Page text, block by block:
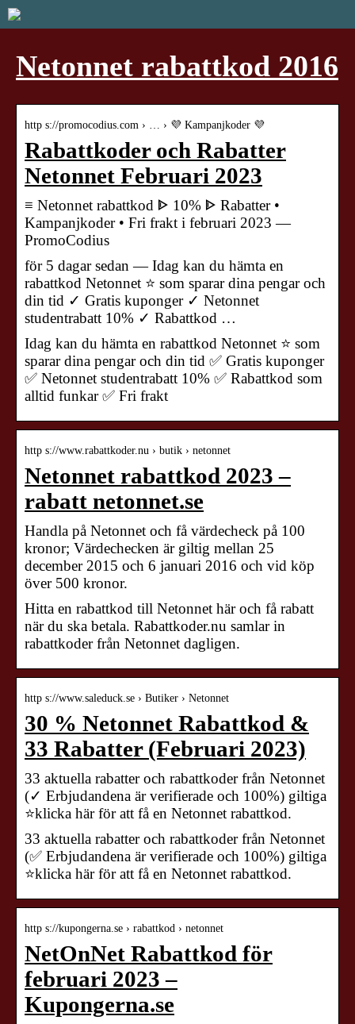
Netonnet rabattkod 2016
http s://promocodius.com › … › 💜 Kampanjkoder 💜
Rabattkoder och Rabatter
Netonnet Februari 2023
≡ Netonnet rabattkod ᐈ 10% ᐈ Rabatter •
Kampanjkoder • Fri frakt i februari 2023 —
PromoCodius
för 5 dagar sedan — Idag kan du hämta en
rabattkod Netonnet ⭐ som sparar dina pengar och
din tid ✓ Gratis kuponger ✓ Netonnet
studentrabatt 10% ✓ Rabattkod …
Idag kan du hämta en rabattkod Netonnet ⭐ som
sparar dina pengar och din tid ✅ Gratis kuponger
✅ Netonnet studentrabatt 10% ✅ Rabattkod som
alltid funkar ✅ Fri frakt
http s://www.rabattkoder.nu › butik › netonnet
Netonnet rabattkod 2023 –
rabatt netonnet.se
Handla på Netonnet och få värdecheck på 100
kronor; Värdechecken är giltig mellan 25
december 2015 och 6 januari 2016 och vid köp
över 500 kronor.
Hitta en rabattkod till Netonnet här och få rabatt
när du ska betala. Rabattkoder.nu samlar in
rabattkoder från Netonnet dagligen.
http s://www.saleduck.se › Butiker › Netonnet
30 % Netonnet Rabattkod &
33 Rabatter (Februari 2023)
33 aktuella rabatter och rabattkoder från Netonnet
(✓ Erbjudandena är verifierade och 100%) giltiga
⭐klicka här för att få en Netonnet rabattkod.
33 aktuella rabatter och rabattkoder från Netonnet
(✅ Erbjudandena är verifierade och 100%) giltiga
⭐klicka här för att få en Netonnet rabattkod.
http s://kupongerna.se › rabattkod › netonnet
NetOnNet Rabattkod för
februari 2023 –
Kupongerna.se